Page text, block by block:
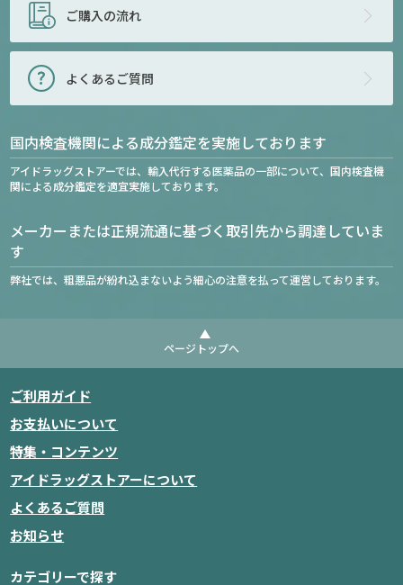
ご購入の流れ
よくあるご質問
国内検査機関による成分鑑定を実施しております
アイドラッグストアーでは、輸入代行する医薬品の一部について、国内検査機
関による成分鑑定を適宜実施しております。
メーカーまたは正規流通に基づく取引先から調達していま
す
弊社では、粗悪品が紛れ込まないよう細心の注意を払って運営しております。
ページトップへ
ご利用ガイド
お支払いについて
特集・コンテンツ
アイドラッグストアーについて
よくあるご質問
お知らせ
カテゴリーで探す